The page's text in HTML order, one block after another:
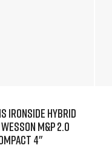
IRONSIDE HYBRID
M&P 2.0
4"